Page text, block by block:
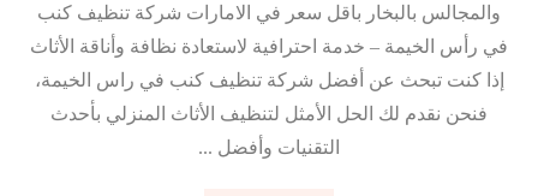
والمجالس بالبخار باقل سعر في الامارات شركة تنظيف كنب
في رأس الخيمة – خدمة احترافية لاستعادة نظافة وأناقة الأثاث
إذا كنت تبحث عن أفضل شركة تنظيف كنب في راس الخيمة،
فنحن نقدم لك الحل الأمثل لتنظيف الأثاث المنزلي بأحدث
التقنيات وأفضل ...